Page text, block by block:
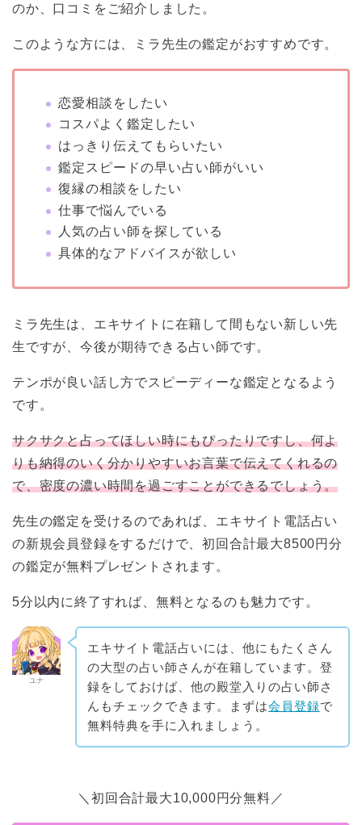
のか、口コミをご紹介しました。
このような方には、ミラ先生の鑑定がおすすめです。
恋愛相談をしたい
コスパよく鑑定したい
はっきり伝えてもらいたい
鑑定スピードの早い占い師がいい
復縁の相談をしたい
仕事で悩んでいる
人気の占い師を探している
具体的なアドバイスが欲しい
ミラ先生は、エキサイトに在籍して間もない新しい先
生ですが、今後が期待できる占い師です。
テンポが良い話し方でスピーディーな鑑定となるよう
です。
サクサクと占ってほしい時にもぴったりですし、何よ
りも納得のいく分かりやすいお言葉で伝えてくれるの
で、密度の濃い時間を過ごすことができるでしょう。
先生の鑑定を受けるのであれば、エキサイト電話占い
の新規会員登録をするだけで、初回合計最大8500円分
の鑑定が無料プレゼントされます。
5分以内に終了すれば、無料となるのも魅力です。
ユナ
エキサイト電話占いには、他にもたくさん
の大型の占い師さんが在籍しています。登
録をしておけば、他の殿堂入りの占い師さ
んもチェックできます。まずは会員登録で
無料特典を手に入れましょう。
＼初回合計最大10,000円分無料／